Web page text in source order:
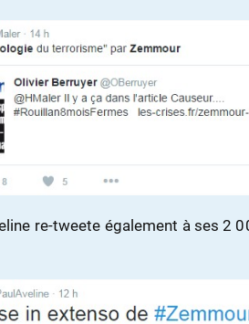
re-tweete également à ses 2